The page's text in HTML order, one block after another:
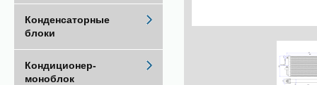
Конденсаторные
блоки
Кондиционер-
моноблок